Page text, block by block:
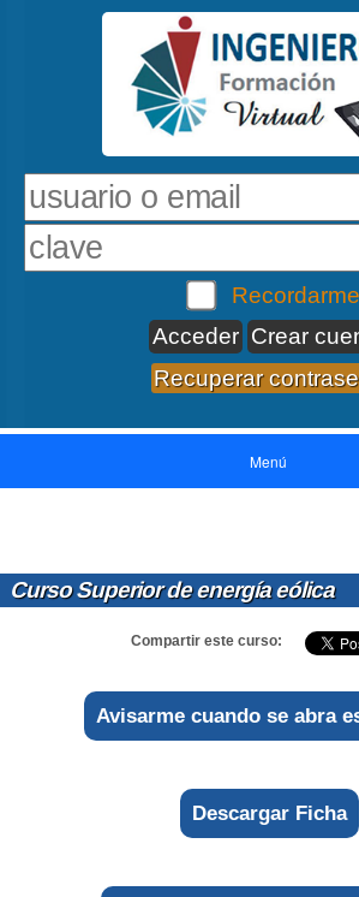
Recordarme
Crear
Recuperar
Menú
Curso Superior de energía eólica
Compartir este curso:
Avisarme cuando se abra
Descargar Ficha